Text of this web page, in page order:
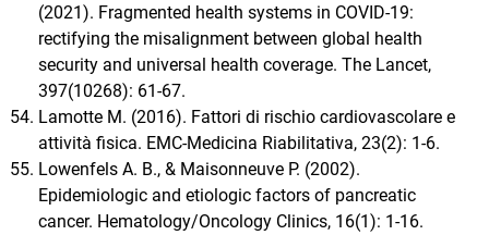
(2021). Fragmented health systems in COVID-19:
rectifying the misalignment between global health
security and universal health coverage. The Lancet,
397(10268): 61-67.
Lamotte M. (2016). Fattori di rischio cardiovascolare e
attività fisica. EMC-Medicina Riabilitativa, 23(2): 1-6.
Lowenfels A. B., & Maisonneuve P. (2002).
Epidemiologic and etiologic factors of pancreatic
cancer. Hematology/Oncology Clinics, 16(1): 1-16.